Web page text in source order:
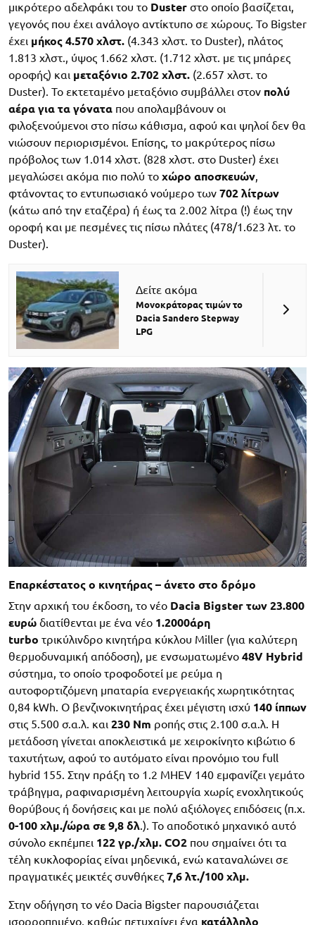
μικρότερο αδελφάκι του το Duster στο οποίο βασίζεται,
γεγονός που έχει ανάλογο αντίκτυπο σε χώρους. Το Bigster
έχει μήκος 4.570 χλστ. (4.343 χλστ. το Duster), πλάτος
1.813 χλστ., ύψος 1.662 χλστ. (1.712 χλστ. με τις μπάρες
οροφής) και μεταξόνιο 2.702 χλστ. (2.657 χλστ. το
Duster). Το εκτεταμένο μεταξόνιο συμβάλλει στον πολύ
αέρα για τα γόνατα που απολαμβάνουν οι
φιλοξενούμενοι στο πίσω κάθισμα, αφού και ψηλοί δεν θα
νιώσουν περιορισμένοι. Επίσης, το μακρύτερος πίσω
πρόβολος των 1.014 χλστ. (828 χλστ. στο Duster) έχει
μεγαλώσει ακόμα πιο πολύ το χώρο αποσκευών,
φτάνοντας το εντυπωσιακό νούμερο των 702 λίτρων
(κάτω από την εταζέρα) ή έως τα 2.002 λίτρα (!) έως την
οροφή και με πεσμένες τις πίσω πλάτες (478/1.623 λτ. το
Duster).
Δείτε ακόμα
Μονοκράτορας τιμών το
Dacia Sandero Stepway
LPG
Επαρκέστατος ο κινητήρας – άνετο στο δρόμο
Στην αρχική του έκδοση, το νέο Dacia Bigster των 23.800
ευρώ διατίθενται με ένα νέο 1.2000άρη
turbo τρικύλινδρο κινητήρα κύκλου Miller (για καλύτερη
θερμοδυναμική απόδοση), με ενσωματωμένο 48V Hybrid
σύστημα, το οποίο τροφοδοτεί με ρεύμα η
αυτοφορτιζόμενη μπαταρία ενεργειακής χωρητικότητας
0,84 kWh. Ο βενζινοκινητήρας έχει μέγιστη ισχύ 140 ίππων
στις 5.500 σ.α.λ. και 230 Nm ροπής στις 2.100 σ.α.λ. Η
μετάδοση γίνεται αποκλειστικά με χειροκίνητο κιβώτιο 6
ταχυτήτων, αφού το αυτόματο είναι προνόμιο του full
hybrid 155. Στην πράξη το 1.2 MHEV 140 εμφανίζει γεμάτο
τράβηγμα, ραφιναρισμένη λειτουργία χωρίς ενοχλητικούς
θορύβους ή δονήσεις και με πολύ αξιόλογες επιδόσεις (π.χ.
0-100 χλμ./ώρα σε 9,8 δλ .). Το αποδοτικό μηχανικό αυτό
σύνολο εκπέμπει 122 γρ./χλμ. CO2 που σημαίνει ότι τα
τέλη κυκλοφορίας είναι μηδενικά, ενώ καταναλώνει σε
πραγματικές μεικτές συνθήκες 7,6 λτ./100 χλμ.
Στην οδήγηση το νέο Dacia Bigster παρουσιάζεται
ισορροπημένο, καθώς πετυχαίνει ένα κατάλληλο